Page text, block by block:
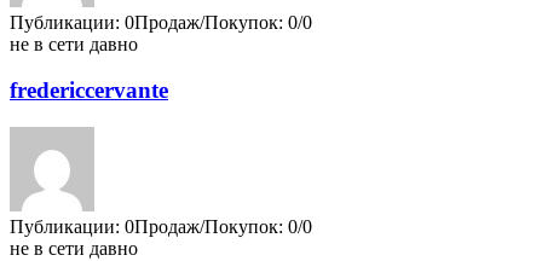
Публикации: 0Продаж/Покупок: 0/0
не в сети давно
fredericcervante
Публикации: 0Продаж/Покупок: 0/0
не в сети давно